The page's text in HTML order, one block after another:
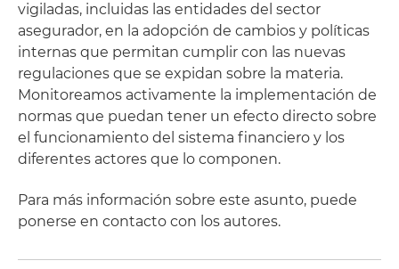
vigiladas, incluidas las entidades del sector
asegurador, en la adopción de cambios y políticas
internas que permitan cumplir con las nuevas
regulaciones que se expidan sobre la materia.
Monitoreamos activamente la implementación de
normas que puedan tener un efecto directo sobre
el funcionamiento del sistema financiero y los
diferentes actores que lo componen.
Para más información sobre este asunto, puede
ponerse en contacto con los autores.